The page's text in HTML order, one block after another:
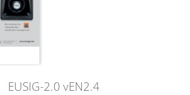
EUSIG-2.0 vEN2.4